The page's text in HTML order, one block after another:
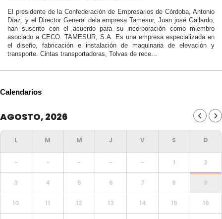
El presidente de la Confederación de Empresarios de Córdoba, Antonio
Díaz, y el Director General dela empresa Tamesur, Juan josé Gallardo,
han suscrito con el acuerdo para su incorporación como miembro
asociado a CECO. TAMESUR, S.A. Es una empresa especializada en
el diseño, fabricación e instalación de maquinaria de elevación y
transporte. Cintas transportadoras, Tolvas de rece...
Calendarios
AGOSTO, 2026
- - - - - 1 2
3 4 5 6 7 8 9
10 11 12 13 14 15 16